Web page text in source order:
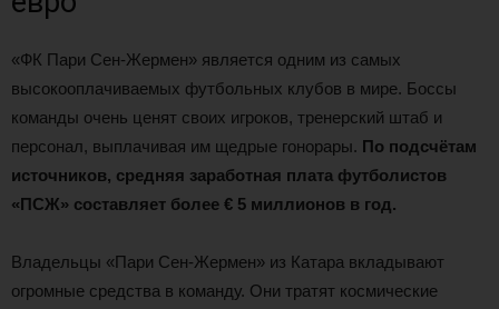
«ФК Пари Сен-Жермен» является одним из самых
высокооплачиваемых футбольных клубов в мире. Боссы
команды очень ценят своих игроков, тренерский штаб и
персонал, выплачивая им щедрые гонорары. По подсчётам
источников, средняя заработная плата футболистов
«ПСЖ» составляет более € 5 миллионов в год.
Владельцы «Пари Сен-Жермен» из Катара вкладывают
огромные средства в команду. Они тратят космические